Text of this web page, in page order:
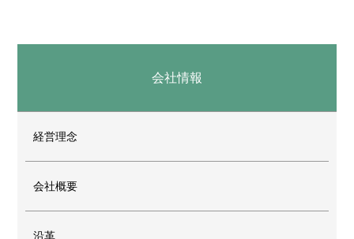
会社情報
経営理念
会社概要
沿革